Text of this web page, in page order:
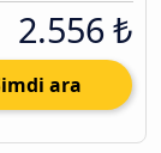
2.556 ₺
ara